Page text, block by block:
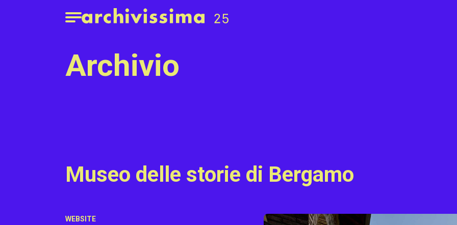
Home page
Apri il menu
archivio
Museo delle storie di Bergamo
WEBSITE